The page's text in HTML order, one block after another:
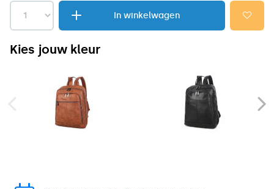
In winkelwagen
Kies jouw kleur